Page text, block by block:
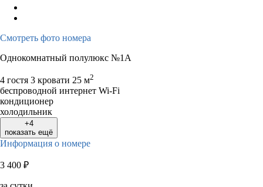
Смотреть фото номера
Однокомнатный полулюкс №1А
4 гостя 3 кровати 25 м2
беспроводной интернет Wi-Fi
кондиционер
холодильник
+4
показать ещё
Информация о номере
3 400 ₽